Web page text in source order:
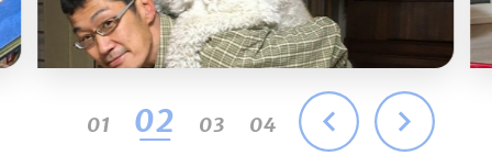
01 02 03 04